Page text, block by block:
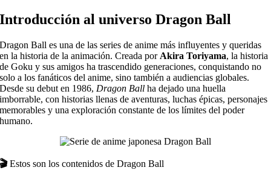
Introducción al universo Dragon Ball
Dragon Ball es una de las series de anime más influyentes y queridas
en la historia de la animación. Creada por Akira Toriyama, la historia
de Goku y sus amigos ha trascendido generaciones, conquistando no
solo a los fanáticos del anime, sino también a audiencias globales.
Desde su debut en 1986, Dragon Ball ha dejado una huella
imborrable, con historias llenas de aventuras, luchas épicas, personajes
memorables y una exploración constante de los límites del poder
humano.
🎬Estos son los contenidos de Dragon Ball